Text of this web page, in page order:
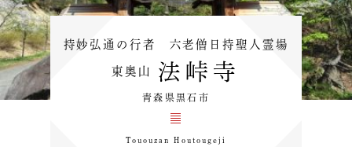
持妙弘通の行者 六老僧日持聖人霊場
東奥山 法峠寺
青森県黒石市
Tououzan Houtougeji